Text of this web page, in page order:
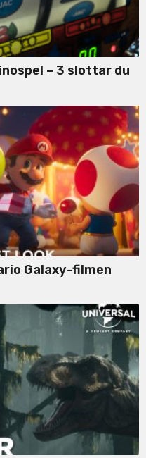
– 3 slottar du
Galaxy-filmen